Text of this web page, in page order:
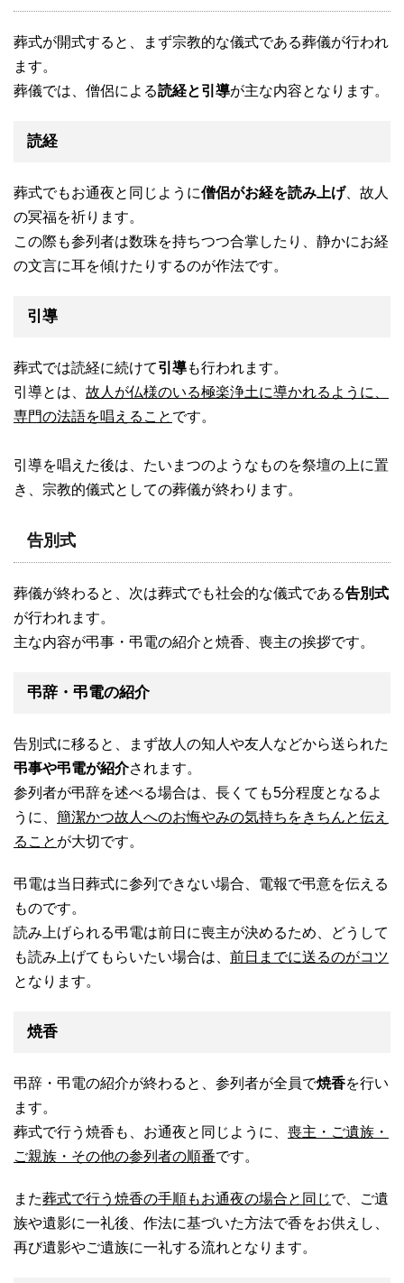
葬式が開式すると、まず宗教的な儀式である葬儀が行われ
ます。
葬儀では、僧侶による読経と引導が主な内容となります。
読経
葬式でもお通夜と同じように僧侶がお経を読み上げ、故人
の冥福を祈ります。
この際も参列者は数珠を持ちつつ合掌したり、静かにお経
の文言に耳を傾けたりするのが作法です。
引導
葬式では読経に続けて引導も行われます。
引導とは、 故人が仏様のいる極楽浄土に導かれるように、
専門の法語を唱えること です。
引導を唱えた後は、たいまつのようなものを祭壇の上に置
き、宗教的儀式としての葬儀が終わります。
告別式
葬儀が終わると、次は葬式でも社会的な儀式である告別式
が行われます。
主な内容が弔事・弔電の紹介と焼香、喪主の挨拶です。
弔辞・弔電の紹介
告別式に移ると、まず故人の知人や友人などから送られた
弔事や弔電が紹介されます。
参列者が弔辞を述べる場合は、長くても5分程度となるよ
うに、 簡潔かつ故人へのお悔やみの気持ちをきちんと伝え
ること が大切です。
弔電は当日葬式に参列できない場合、電報で弔意を伝える
ものです。
読み上げられる弔電は前日に喪主が決めるため、どうして
も読み上げてもらいたい場合は、 前日までに送るのがコツ
となります。
焼香
弔辞・弔電の紹介が終わると、参列者が全員で焼香を行い
ます。
葬式で行う焼香も、お通夜と同じように、 喪主・ご遺族・
ご親族・その他の参列者の順番です。
また葬式で行う焼香の手順もお通夜の場合と同じで、ご遺
族や遺影に一礼後、作法に基づいた方法で香をお供えし、
再び遺影やご遺族に一礼する流れとなります。